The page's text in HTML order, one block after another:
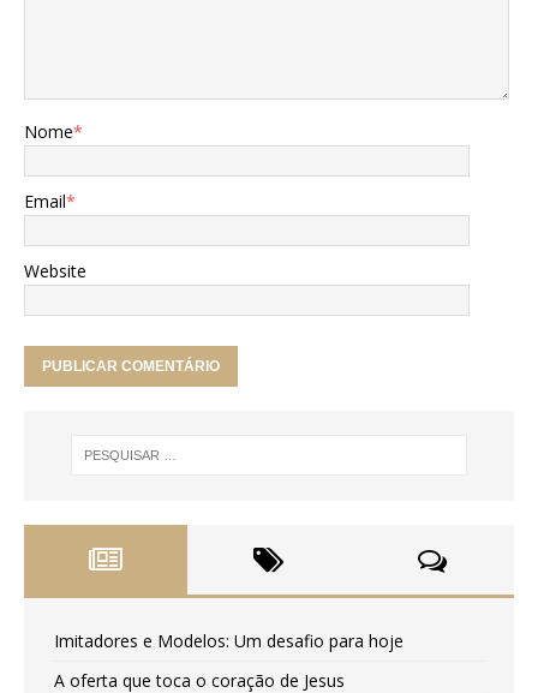
Nome*
Email*
Website
Imitadores e Modelos: Um desafio para hoje
A oferta que toca o coração de Jesus